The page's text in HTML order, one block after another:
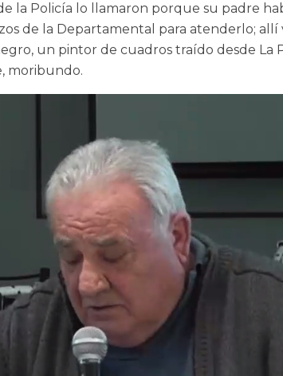
la Policía lo llamaron porque su padre
de la Departamental para atenderlo; allí
un pintor de cuadros traído desde
moribundo.